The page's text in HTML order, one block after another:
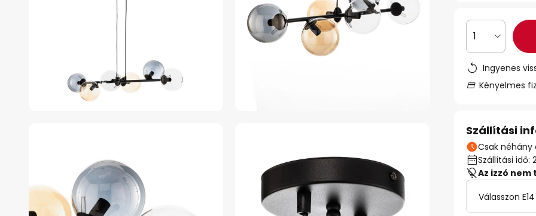
1
Ingyenes
Kényelmes
Szállítási
Csak
Szállítási idő:
Az izzó
Válasszon